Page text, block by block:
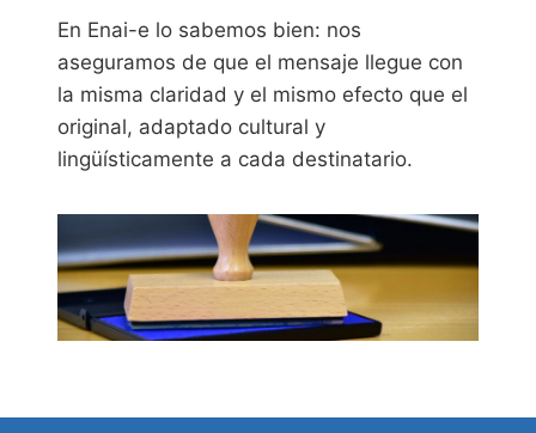
En Enai-e lo sabemos bien: nos
aseguramos de que el mensaje llegue con
la misma claridad y el mismo efecto que el
original, adaptado cultural y
lingüísticamente a cada destinatario.